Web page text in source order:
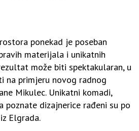
ponekad je poseban
materijala i unikatnih
može biti spektakularan, u
na primjeru novog radnog
Mikulec. Unikatni komadi,
poznate dizajnerice rađeni su po
Elgrada.